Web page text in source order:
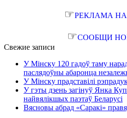
☞РЕКЛАМА
☞СООБЩИ
Свежие записи
У Мінску 120 гадоў таму
паслядоўны абаронца
У Мінску прадставілі
У гэты дзень загінуў Янка
найвялікшых паэтаў Беларусі
Вясновы абрад «Саракі»